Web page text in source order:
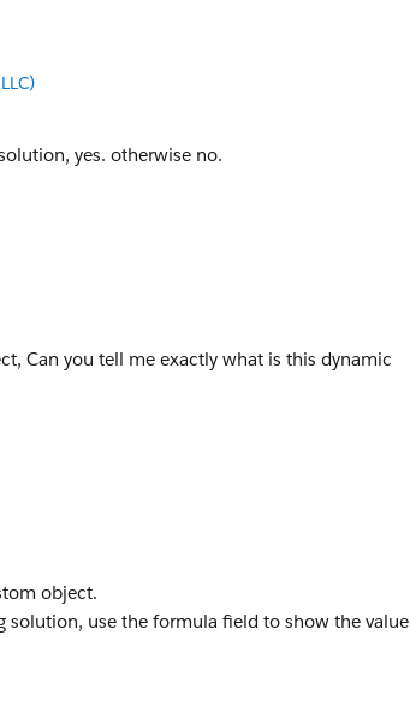
yes. otherwise no.
Can you tell me exactly what is this dynamic
object.
solution, use the formula field to show the value